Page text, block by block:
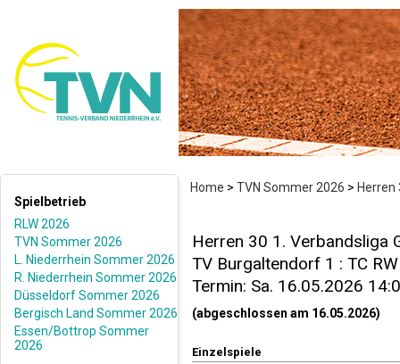
Home > TVN Sommer 2026 > Herren
Spielbetrieb
RLW 2026
TVN Sommer 2026
L. Niederrhein Sommer 2026
R. Niederrhein Sommer 2026
Düsseldorf Sommer 2026
Bergisch Land Sommer 2026
Essen/Bottrop Sommer
2026
Herren 30 1. Verbandsliga
TV Burgaltendorf 1 : TC
Termin: Sa. 16.05.2026
(abgeschlossen am 16.05.2026)
Einzelspiele